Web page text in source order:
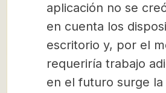
aplicación no se
en cuenta los
escritorio y, por el
requeriría trabajo
en el futuro surge la